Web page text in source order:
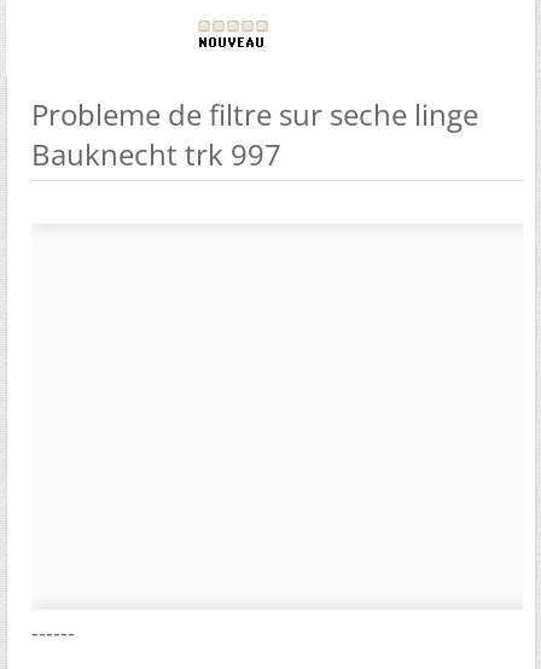
Probleme de filtre sur seche linge
Bauknecht trk 997
------